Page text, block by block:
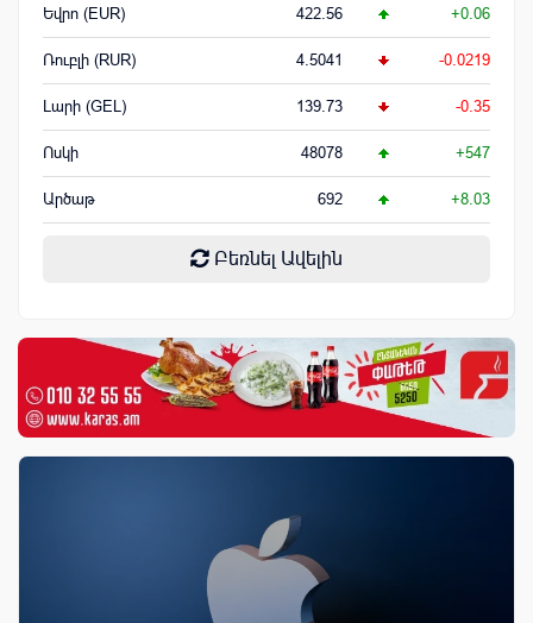
Եվրո (EUR) 422.56 +0.06
Ռուբլի (RUR) 4.5041 -0.0219
Լարի (GEL) 139.73 -0.35
Ոսկի 48078 +547
Արծաթ 692 +8.03
Բեռնել Ավելին